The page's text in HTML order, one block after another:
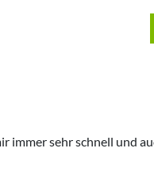
immer sehr schnell und